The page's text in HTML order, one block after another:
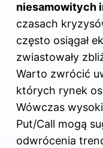
niesamowitych
czasach
często osiągał
zwiastowały
Warto zwrócić
których rynek
Wówczas
Put/Call mogą
odwrócenia